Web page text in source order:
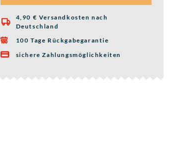

4,90 € Versandkosten nach
Deutschland
 100 Tage Rückgabegarantie
 sichere Zahlungsmöglichkeiten